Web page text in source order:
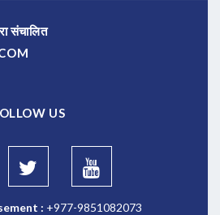
संचालित
US
: +977-9851082073